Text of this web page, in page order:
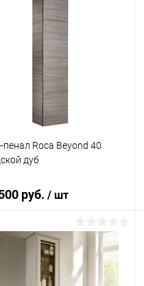
В корзину
в 1 клик
Roca Beyond 40
дуб
руб. / шт
В корзину